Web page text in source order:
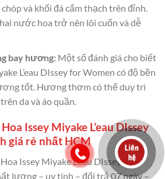
và khối đá cẩm thạch trên đỉnh.
nước hoa trở nên lôi cuốn và dễ
bay hương:Một số đánh giá cho biết
L’eau DIssey for Women có độ bền
tốt. Hương thơm có thể duy trì
da và áo quần.
Issey Miyake L’eau DIssey
giá rẻ nhất HCM
Issey Miyake L’eau DIssey for
lượng – uy tính – đổi trả 07 ngày –